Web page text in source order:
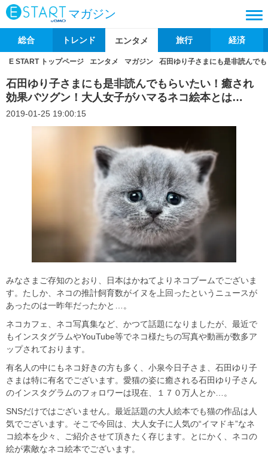
マガジン
総合 トレンド エンタメ 旅行 経済
E START トップページ エンタメ マガジン 石田ゆり子さまにも是非読んで
石田ゆり子さまにも是非読んでもらいたい！癒され
効果バツグン！大人女子がハマるネコ絵本とは…
2019-01-25 19:00:15
みなさまご存知のとおり、日本はかねてよりネコブームでございま
す。たしか、ネコの推計飼育数がイヌを上回ったというニュースが
あったのは一昨年だったかと…。
ネコカフェ、ネコ写真集など、かつて話題になりましたが、最近で
もインスタグラムやYouTube等でネコ様たちの写真や動画が数多ア
ップされております。
有名人の中にもネコ好きの方も多く、小泉今日子さま、石田ゆり子
さまは特に有名でございます。愛猫の姿に癒される石田ゆり子さん
のインスタグラムのフォロワーは現在、１７０万人とか…。
SNSだけではございません。最近話題の大人絵本でも猫の作品は人
気でございます。そこで今回は、大人女子に人気の“イマドキ”なネ
コ絵本を少々、ご紹介させて頂きたく存じます。とにかく、ネコの
絵が素敵なネコ絵本でございます。